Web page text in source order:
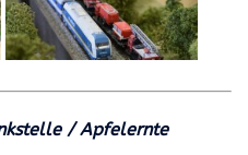
/ Apfelernte